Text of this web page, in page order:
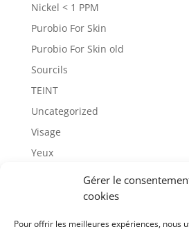
Gérer le
cookies
Pour offrir les meilleures expériences, nous
Nickel < 1 PPM
Purobio For Skin
Purobio For Skin old
Sourcils
TEINT
Uncategorized
Visage
Yeux